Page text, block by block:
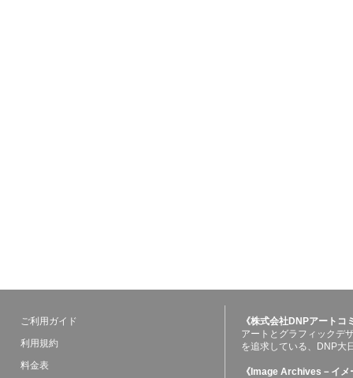
ご利用ガイド
利用規約
料金表
《株式会社DNPアート
アートとグラフィックデ
を追求している、DNP大
《Image Archives－イ